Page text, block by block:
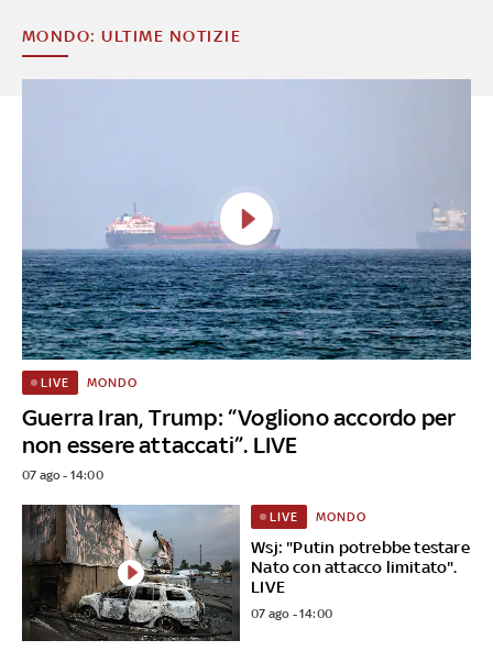
MONDO: ULTIME NOTIZIE
Guerra Iran, Trump: “Vogliono accordo per
non essere attaccati”. LIVE
LIVE MONDO
07 ago - 14:00
Wsj: "Putin potrebbe testare
Nato con attacco limitato".
LIVE
LIVE MONDO
07 ago - 14:00